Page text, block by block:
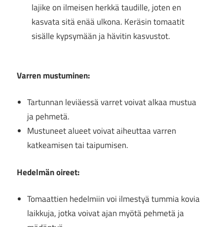
lajike on ilmeisen herkkä taudille, joten en
kasvata sitä enää ulkona. Keräsin tomaatit
sisälle kypsymään ja hävitin kasvustot.
Varren mustuminen:
Tartunnan leviäessä varret voivat alkaa mustua
ja pehmetä.
Mustuneet alueet voivat aiheuttaa varren
katkeamisen tai taipumisen.
Hedelmän oireet:
Tomaattien hedelmiin voi ilmestyä tummia kovia
laikkuja, jotka voivat ajan myötä pehmetä ja